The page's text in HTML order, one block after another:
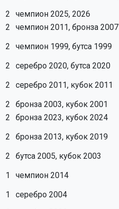
2
чемпион 2025, 2026
2
чемпион 2011, бронза 2007
2
чемпион 1999, бутса 1999
2
серебро 2020, бутса 2020
2
серебро 2011, кубок 2011
2
бронза 2003, кубок 2001
2
бронза 2023, кубок 2024
2
бронза 2013, кубок 2019
2
бутса 2005, кубок 2003
1
чемпион 2014
1
серебро 2004